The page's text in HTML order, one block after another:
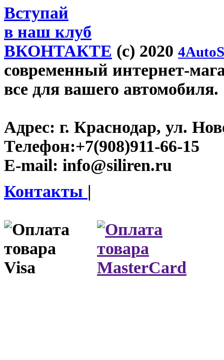
Вступай
в наш клуб
ВКОНТАКТЕ (c) 2020
современный интернет-
все для вашего автомобиля.
Адрес: г. Краснодар, ул.
Телефон:+7(908)911-66-15
E-mail: info@siliren.ru
Контакты |